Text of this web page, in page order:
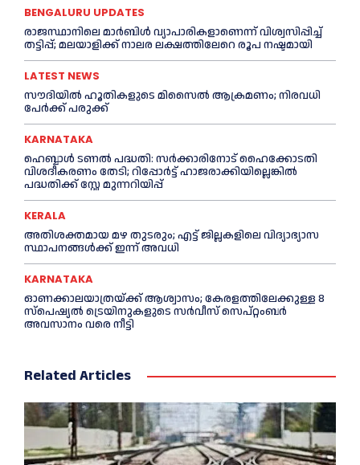
BENGALURU UPDATES
രാജസ്ഥാനിലെ മാർബിൾ വ്യാപാരികളാണെന്ന് വിശ്വസിപ്പിച്ച്
തട്ടിപ്പ്; മലയാളിക്ക് നാലര ലക്ഷത്തിലേറെ രൂപ നഷ്ടമായി
LATEST NEWS
സൗദിയിൽ ഹൂതികളുടെ മിസൈൽ ആക്രമണം; നിരവധി
പേർക്ക് പരുക്ക്
KARNATAKA
ഹെബ്ബാൾ ടണൽ പദ്ധതി: സർക്കാരിനോട് ഹൈക്കോടതി
വിശദീകരണം തേടി; റിപ്പോർട്ട് ഹാജരാക്കിയില്ലെങ്കിൽ
പദ്ധതിക്ക് സ്റ്റേ മുന്നറിയിപ്പ്
KERALA
അതിശക്തമായ മഴ തുടരും; എട്ട് ജി​ല്ല​ക​ളി​ലെ വി​ദ്യാ​ഭ്യാ​സ
സ്ഥാ​പ​ന​ങ്ങ​ൾ​ക്ക് ഇ​ന്ന് അ​വ​ധി
KARNATAKA
ഓണക്കാലയാത്രയ്ക്ക് ആശ്വാസം; കേരളത്തിലേക്കുള്ള 8
സ്പെഷ്യൽ ട്രെയിനുകളുടെ സർവീസ് സെപ്റ്റംബർ
അവസാനം വരെ നീട്ടി
Related Articles